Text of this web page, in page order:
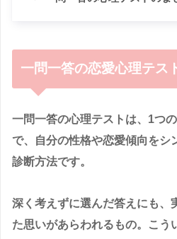
一問一答の恋愛心理テス
一問一答の心理テストは、1つ
で、自分の性格や恋愛傾向をシ
診断方法です。
深く考えずに選んだ答えにも、
た思いがあらわれるもの。こう